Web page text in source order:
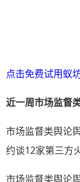
点击免费试用蚁
近一周市场监督
市场监督类舆论
约谈12家第三方
市场监督类舆论